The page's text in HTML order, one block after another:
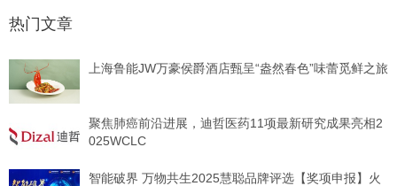
热门文章
上海鲁能JW万豪侯爵酒店甄呈“盎然春色”味蕾觅鲜之旅
聚焦肺癌前沿进展，迪哲医药11项最新研究成果亮相2
025WCLC
智能破界 万物共生2025慧聪品牌评选【奖项申报】火